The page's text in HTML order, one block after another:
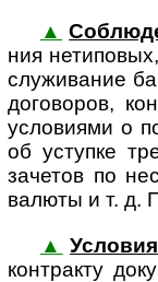
▲
ния
слу­жи­ва­ние
договоров,
условиями о
об уступке
зачетов по
валюты и т. д.
▲
кон­т­рак­ту